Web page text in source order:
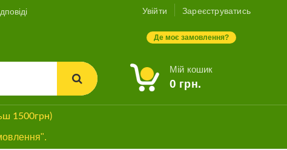
Увійти Зареєструватись
Де моє замовлення?
Мій кошик
0 грн.
1500грн)